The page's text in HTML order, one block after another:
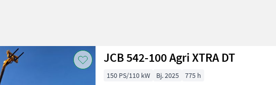
JCB 542-100 Agri XTRA DT
150 PS/110 kW Bj. 2025 775 h